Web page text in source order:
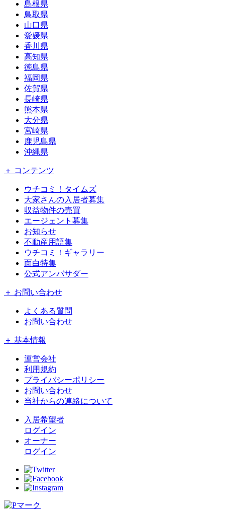
島根県
鳥取県
山口県
愛媛県
香川県
高知県
徳島県
福岡県
佐賀県
長崎県
熊本県
大分県
宮崎県
鹿児島県
沖縄県
＋ コンテンツ
ウチコミ！タイムズ
大家さんの入居者募集
収益物件の売買
エージェント募集
お知らせ
不動産用語集
ウチコミ！ギャラリー
面白特集
公式アンバサダー
＋ お問い合わせ
よくある質問
お問い合わせ
＋ 基本情報
運営会社
利用規約
プライバシーポリシー
お問い合わせ
当社からの連絡について
入居希望者
ログイン
オーナー
ログイン